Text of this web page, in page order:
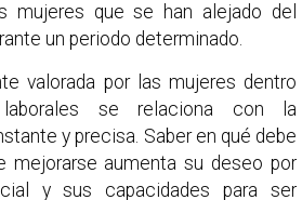
mujeres que se han alejado del
un periodo determinado.
valorada por las mujeres dentro
se relaciona con la
y precisa. Saber en qué debe
mejorarse aumenta su deseo por
y sus capacidades para ser